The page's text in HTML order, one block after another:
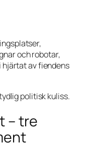
och robotar,
hjärtat av fiendens
politisk kuliss.
– tre